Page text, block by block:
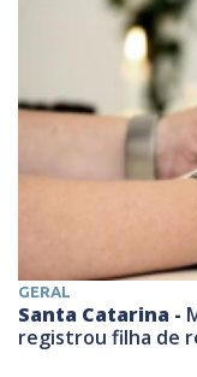
GERAL
Santa Catarina -
registrou filha de